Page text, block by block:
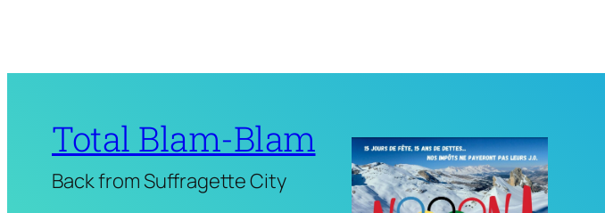
Total Blam-Blam
Back from Suffragette City